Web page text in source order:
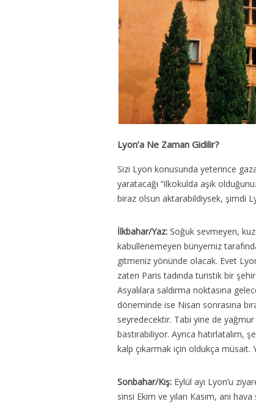
Lyon’a Ne Zaman Gidilir?
Sizi Lyon konusunda yeterince
yaratacağı “ilkokulda aşık
biraz olsun aktarabildiysek, şimdi
İlkbahar/Yaz: Soğuk sevmeyen,
kabullenemeyen bünyemiz
gitmeniz yönünde olacak. Evet
zaten Paris tadında turistik bir
Asyalılara saldırma noktasına
döneminde ise Nisan sonrasına
seyredecektir. Tabi yine de
bastırabiliyor. Ayrıca
kalp çıkarmak için oldukça müsait.
Sonbahar/Kış: Eylül ayı Lyon’u
sinsi Ekim ve yılan Kasım, ani